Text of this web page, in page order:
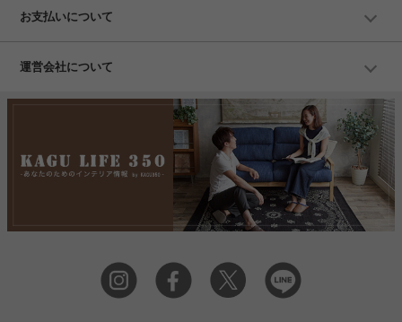
お支払いについて
運営会社について